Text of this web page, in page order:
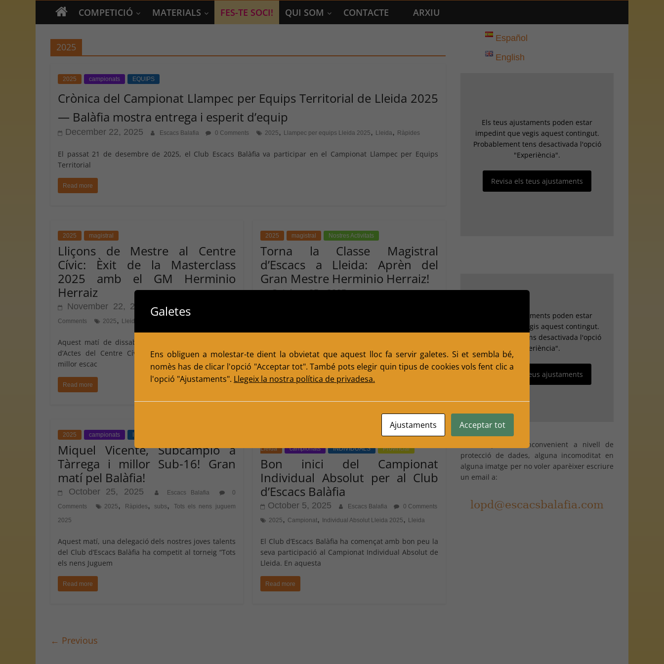
COMPETICIÓ MATERIALS FES-TE SOCI! QUI SOM CONTACTE ARXIU
2025
2025 campionats EQUIPS
Crònica del Campionat Llampec per Equips Territorial de Lleida 2025
— Balàfia mostra entrega i esperit d’equip
December 22, 2025 Escacs Balafia 0 Comments 2025, Llampec per equips Lleida 2025, Lleida, Ràpides
El passat 21 de desembre de 2025, el Club Escacs Balàfia va participar en el Campionat Llampec per Equips
Territorial
Read more
2025 magistral
Lliçons de Mestre al Centre
Cívic: Èxit de la Masterclass
2025 amb el GM Herminio
Herraiz
November 22, 2025 Escacs Balafia
Comments
2025, Lleida
Aquest matí de dissabte, 22 de novembre, la Sala
d’Actes del Centre Cívic Balàfia ha vibrat amb el
millor escac
Read more
2025 magistral Nostres Activitats
Torna la Classe Magistral
d’Escacs a Lleida: Aprèn del
Gran Mestre Herminio Herraiz!
October 25, 2025
Lleida ja és aquí! El Club d’Escacs Balàfia té
Read more
2025 campionats INDIVIDUALS
Miquel Vicente, Subcampió a
Tàrrega i millor Sub-16! Gran
matí pel Balàfia!
October 25, 2025 Escacs Balafia
0
Comments
2025, Ràpides, subs,
Tots els nens juguem
2025
Aquest matí, una delegació dels nostres joves talents
del Club d’Escacs Balàfia ha competit al torneig “Tots
els nens Juguem
Read more
Campionat Absolut Individual
Lleida
campionats INDIVIDUALS Provincial
Bon inici del Campionat
Individual Absolut per al Club
d’Escacs Balàfia
October 5, 2025 Escacs Balafia
0 Comments
2025, Campionat, Individual Absolut Lleida 2025, Lleida
El Club d’Escacs Balàfia ha començat amb bon peu la
seva participació al Campionat Individual Absolut de
Lleida. En aquesta
Read more
← Previous
Español
English
Els teus ajustaments poden estar
impedint que vegis aquest contingut.
Probablement tens desactivada l'opció
"Experiència".
Revisa els teus ajustaments
Els teus ajustaments poden estar
impedint que vegis aquest contingut.
Probablement tens desactivada l'opció
"Experiència".
Revisa els teus ajustaments
Davant qualsevol inconvenient a nivell de
protecció de dades, alguna incomoditat en
alguna imatge per no voler aparèixer escriure
un email a:
Galetes
Ens obliguen a molestar-te dient la obvietat que aquest lloc fa servir galetes. Si et sembla bé,
nomès has de clicar l'opció "Acceptar tot". També pots elegir quin tipus de cookies vols fent clic a
l'opció "Ajustaments". Llegeix la nostra política de privadesa.
Ajustaments Acceptar tot